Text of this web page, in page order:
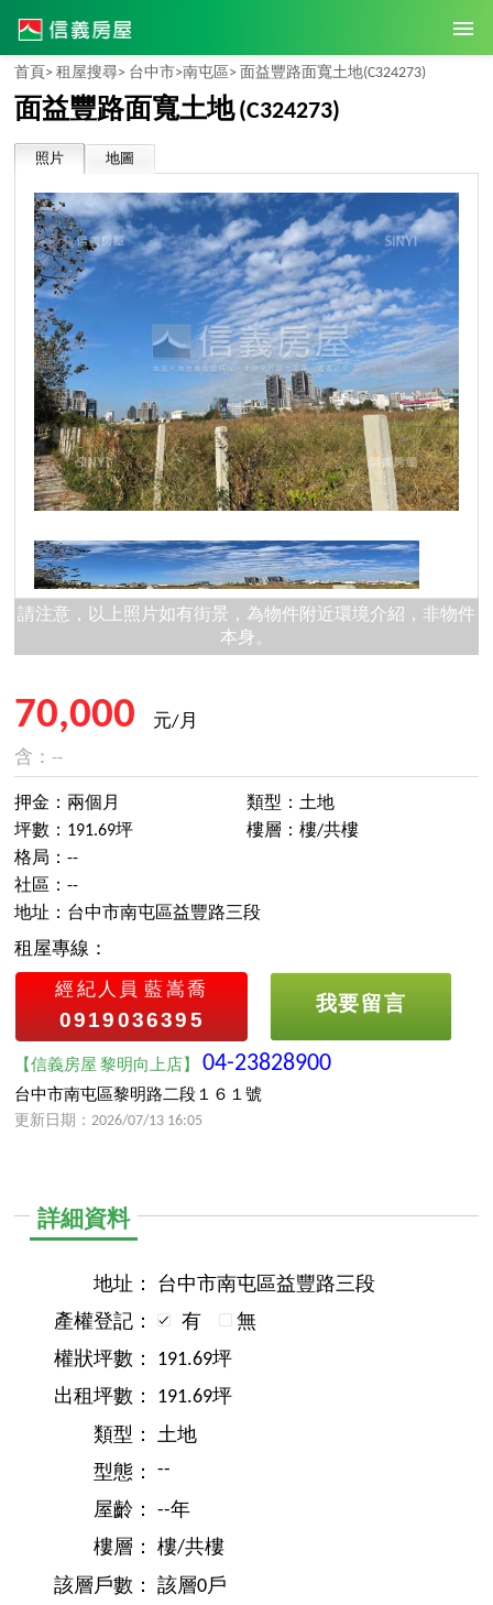
首頁> 租屋搜尋> 台中市>南屯區> 面益豐路面寬土地(C324273)
面益豐路面寬土地 (C324273)
照片 地圖
請注意，以上照片如有街景，為物件附近環境介紹，非物件
本身。
70,000
元/月
含：--
押金：兩個月
坪數：191.69坪
類型：土地
樓層：樓/共樓
格局：--
社區：--
地址：台中市南屯區益豐路三段
租屋專線：
經紀人員 藍嵩喬
0919036395
我要留言
【信義房屋 黎明向上店】04-23828900
台中市南屯區黎明路二段１６１號
更新日期：2026/07/13 16:05
詳細資料
地址：
台中市南屯區益豐路三段
產權登記：
有
無
權狀坪數：
191.69坪
出租坪數：
191.69坪
類型：
土地
型態：
--
屋齡：
--年
樓層：
樓/共樓
該層戶數：
該層0戶